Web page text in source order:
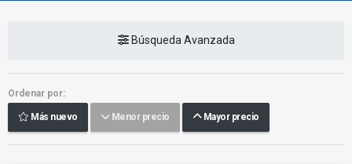
Búsqueda Avanzada
Ordenar por:
Más nuevo Menor precio Mayor precio